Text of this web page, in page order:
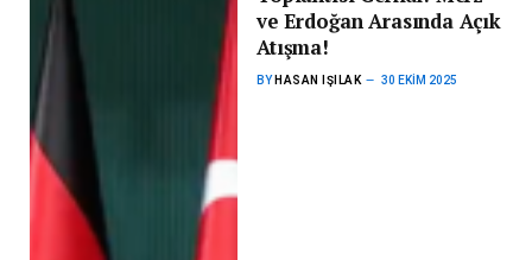
ve Erdoğan Arasında Açık
Atışma!
BY HASAN IŞILAK 30 EKIM 2025